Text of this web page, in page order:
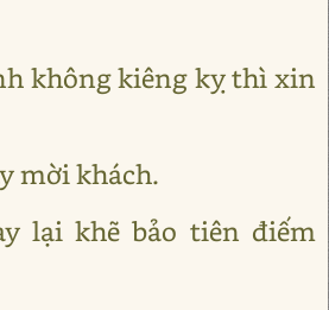
không kiêng kỵ thì xin
mời khách.
lại khẽ bảo tiên điếm